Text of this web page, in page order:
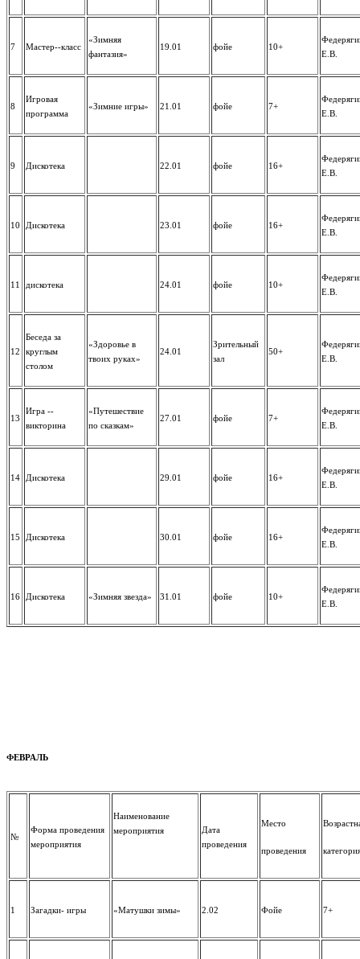
7 Мастер--класс
«Зимняя
фантазия»
19.01 фойе 10+
Е.В.
8
Игровая
программа
«Зимние игры» 21.01 фойе 7+
Е.В.
9 Дискотека 22.01 фойе 16+
Е.В.
10 Дискотека 23.01 фойе 16+
Е.В.
11 дискотека 24.01 фойе 10+
Е.В.
12
Беседа за
круглым
столом
«Здоровье в
твоих руках»
24.01
Зрительный
зал
50+
Е.В.
13
Игра --
викторина
«Путешествие
по сказкам»
27.01 фойе 7+
Е.В.
14 Дискотека 29.01 фойе 16+
Е.В.
15 Дискотека 30.01 фойе 16+
Е.В.
16 Дискотека «Зимняя звезда» 31.01 фойе 10+
Е.В.
ФЕВРАЛЬ
№
Форма проведения
мероприятия
Наименование
мероприятия
Дата
проведения
Место
проведения
1 Загадки- игры «Матушки зимы» 2.02 Фойе 7+